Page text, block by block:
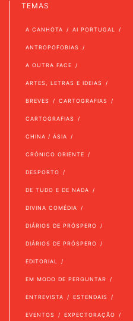
TEMAS
A CANHOTA AI PORTUGAL
ANTROPOFOBIAS
A OUTRA FACE
ARTES, LETRAS E IDEIAS
BREVES CARTOGRAFIAS
CARTOGRAFIAS
CHINA / ÁSIA
CRÓNICO ORIENTE
DESPORTO
DE TUDO E DE NADA
DIVINA COMÉDIA
DIÁRIOS DE PRÓSPERO
DIÁRIOS DE PRÓSPERO
EDITORIAL
EM MODO DE PERGUNTAR
ENTREVISTA ESTENDAIS
EVENTOS EXPECTORAÇÃO